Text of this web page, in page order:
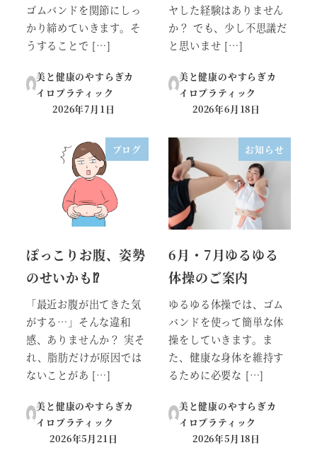
ゴムバンドを関節にしっ
かり締めていきます。そ
うすることで […]
美と健康のやすらぎカ
イロプラティック
投稿日
2026年7月1日
ヤした経験はありません
か？ でも、少し不思議だ
と思いませ […]
美と健康のやすらぎカ
イロプラティック
投稿日
2026年6月18日
ブログ
ぽっこりお腹、姿勢
のせいかも⁉
「最近お腹が出てきた気
がする…」そんな違和
感、ありませんか？ 実そ
れ、脂肪だけが原因では
ないことがあ […]
美と健康のやすらぎカ
イロプラティック
投稿日
2026年5月21日
お知らせ
6月・7月ゆるゆる
体操のご案内
ゆるゆる体操では、ゴム
バンドを使って簡単な体
操をしていきます。ま
た、健康な身体を維持す
るために必要な […]
美と健康のやすらぎカ
イロプラティック
投稿日
2026年5月18日